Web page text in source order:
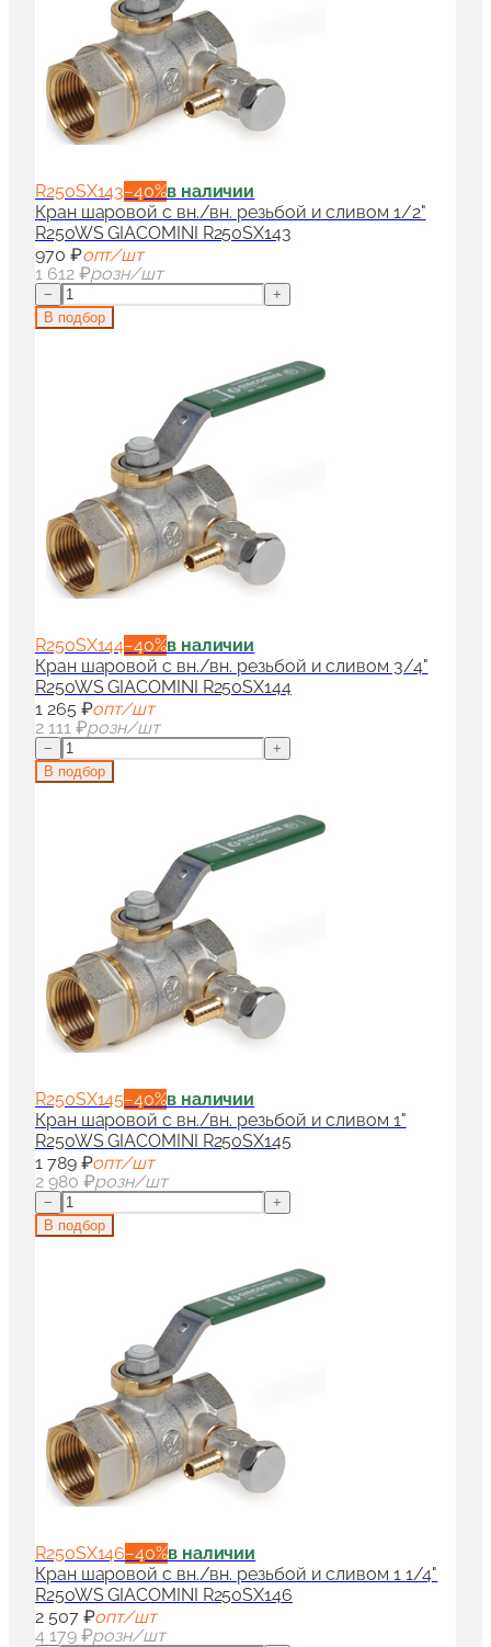
R250SX143−40%в наличии
Кран шаровой с вн./вн. резьбой и сливом 1/2"
R250WS GIACOMINI R250SX143
970 ₽опт/шт
1 612 ₽розн/шт
−
+
В подбор
R250SX144−40%в наличии
Кран шаровой с вн./вн. резьбой и сливом 3/4"
R250WS GIACOMINI R250SX144
1 265 ₽опт/шт
2 111 ₽розн/шт
−
+
В подбор
R250SX145−40%в наличии
Кран шаровой с вн./вн. резьбой и сливом 1"
R250WS GIACOMINI R250SX145
1 789 ₽опт/шт
2 980 ₽розн/шт
−
+
В подбор
R250SX146−40%в наличии
Кран шаровой с вн./вн. резьбой и сливом 1 1/4"
R250WS GIACOMINI R250SX146
2 507 ₽опт/шт
4 179 ₽розн/шт